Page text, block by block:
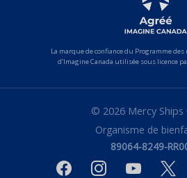
La marque de confiance du Programme
d’Imagine Canada utilisée sous licence
© 2026 Mercy Ships
Organisme de
89064-8249-
facebookinstagramyoutube